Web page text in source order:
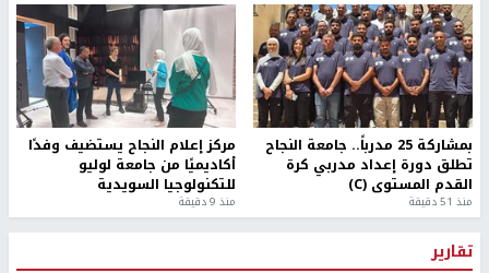
بمشاركة 25 مدرباً.. جامعة النجاح
تطلق دورة إعداد مدربي كرة
القدم المستوى (C)
منذ 51 دقيقة
مركز إعلام النجاح يستضيف وفدًا
أكاديميًا من جامعة لوليو
للتكنولوجيا السويدية
منذ 9 دقيقة
تقارير